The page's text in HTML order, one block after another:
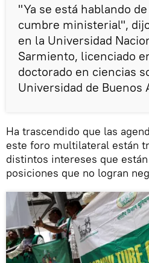
"Ya se está hablando
cumbre ministerial",
en la Universidad
Sarmiento, licenciado
doctorado en ciencias
Universidad de Buenos
Ha trascendido que las
este foro multilateral están
distintos intereses que
posiciones que no logran